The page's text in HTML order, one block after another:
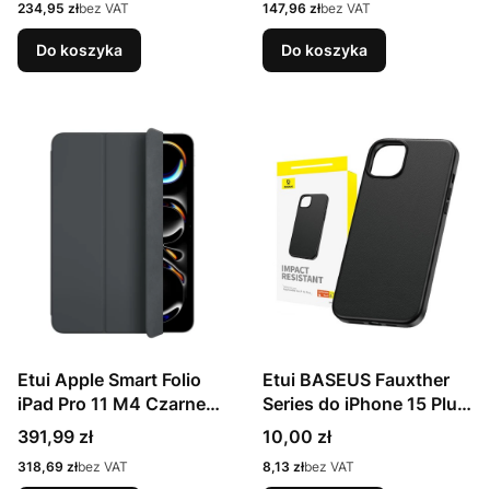
Cena
234,95 złbez VAT
Do koszyka
Cena
147,96 złbez VAT
Do koszyka
Etui Apple Smart Folio
iPad Pro 11 M4 Czarne
MW983ZM/A
Cena
391,99 zł
Cena
318,69 złbez VAT
Etui BASEUS Fauxther
Series do iPhone 15 Plus
(czarne)
Cena
10,00 zł
Cena
8,13 złbez VAT